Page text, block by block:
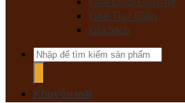
Ghế Thư Giãn
Giá Sách
Tìm
kiếm:
Khuyến mãi